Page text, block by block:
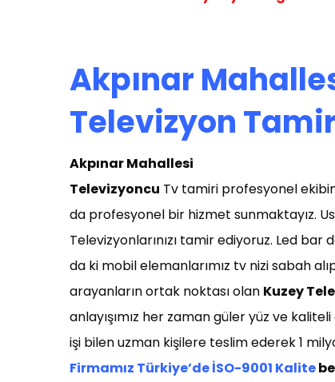
Akpınar
Televizyon
Akpınar Mahallesi
Televizyoncu Tv tamiri profesyonel
da profesyonel bir hizmet sunmaktayız.
Televizyonlarınızı tamir ediyoruz. Led
da ki mobil elemanlarımız tv nizi sabah
arayanların ortak noktası olan Kuzey
anlayışımız her zaman güler yüz ve
işi bilen uzman kişilere teslim ederek 1
Firmamız Türkiye’de İSO-9001 Kalite